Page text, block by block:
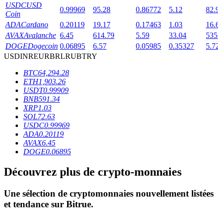
Des investissements exclusifs pour les détenteurs de BTR
Service d'emprunt adossé à des cryptomonnaies
USDCUSD
Coin
0.99969 95.28 0.86772 5.12
ADACardano 0.20119 19.17 0.17463 1.03
AVAXAvalanche 6.45 614.79 5.59 33.04
DOGEDogecoin 0.06895 6.57 0.05985 0.35327
USDINREURBRLRUBTRY
BTC64,294.28
ETH1,903.26
USDT0.99909
BNB591.34
XRP1.03
SOL72.63
USDC0.99969
ADA0.20119
AVAX6.45
DOGE0.06895
Découvrez plus de crypto-monnaies
Une sélection de cryptomonnaies nouvellement listées
et tendance sur Bitrue.